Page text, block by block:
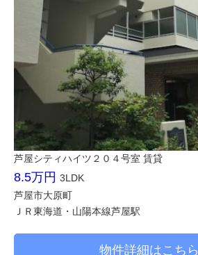
芦屋シティハイツ２０４号室 賃貸
8.5万円 3LDK
芦屋市大原町
ＪＲ東海道・山陽本線芦屋駅
物件詳細はこちら